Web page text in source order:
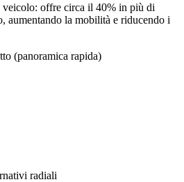
veicolo: offre circa il 40% in più di
aumentando la mobilità e riducendo i
(panoramica rapida)
radiali